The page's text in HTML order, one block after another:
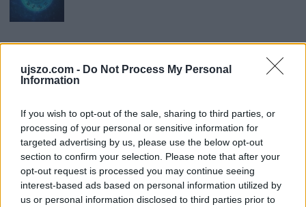
ujszo.com - Do Not Process My Personal
Information
If you wish to opt-out of the sale, sharing to third parties, or
processing of your personal or sensitive information for
targeted advertising by us, please use the below opt-out
section to confirm your selection. Please note that after your
opt-out request is processed you may continue seeing
interest-based ads based on personal information utilized by
us or personal information disclosed to third parties prior to
LEGFRISSEBB GALÉRIÁK